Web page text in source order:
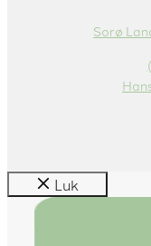
Sorø
Luk